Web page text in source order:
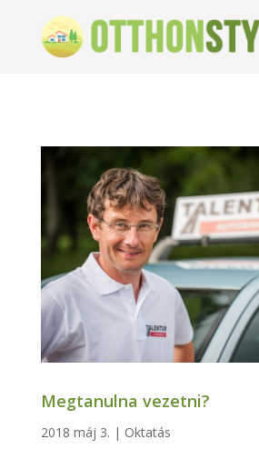
Megtanulna vezetni?
2018 máj 3. | Oktatás